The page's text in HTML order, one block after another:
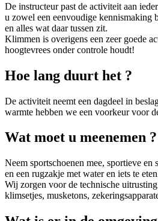
De instructeur past de activiteit aan
u zowel een eenvoudige kennismaking
en alles wat daar tussen zit.
Klimmen is overigens een zeer goede
hoogtevrees onder controle houdt!
Hoe lang duurt het ?
De activiteit neemt een dagdeel in
warmte hebben we een voorkeur voor
Wat moet u meenemen ?
Neem sportschoenen mee, sportieve en
en een rugzakje met water en iets te
Wij zorgen voor de technische
klimsetjes, musketons,